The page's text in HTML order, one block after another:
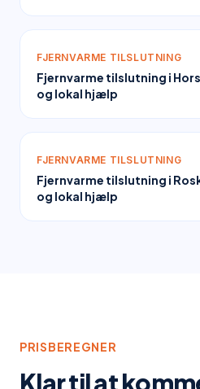
FJERNVARME TILSLUTNING
Fjernvarme tilslutning i
og lokal hjælp
FJERNVARME TILSLUTNING
Fjernvarme tilslutning i
og lokal hjælp
PRISBEREGNER
Klar til at